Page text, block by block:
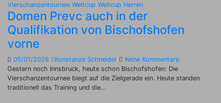
Vierschanzentournee Weltcup Weltcup Herren
Domen Prevc auch in der
Qualifikation von Bischofshofen
vorne
05/01/2026 Konstanze Schneider
Keine Kommentare
Gestern noch Innsbruck, heute schon Bischofshofen: Die
Vierschanzentournee biegt auf die Zielgerade ein. Heute standen
traditionell das Training und die…